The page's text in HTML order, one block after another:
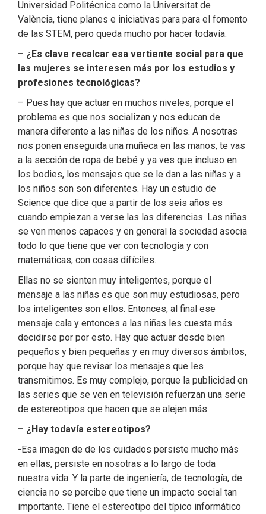
Universidad Politécnica como la Universitat de
València, tiene planes e iniciativas para para el fomento
de las STEM, pero queda mucho por hacer todavía.
– ¿Es clave recalcar esa vertiente social para que
las mujeres se interesen más por los estudios y
profesiones tecnológicas?
– Pues hay que actuar en muchos niveles, porque el
problema es que nos socializan y nos educan de
manera diferente a las niñas de los niños. A nosotras
nos ponen enseguida una muñeca en las manos, te vas
a la sección de ropa de bebé y ya ves que incluso en
los bodies, los mensajes que se le dan a las niñas y a
los niños son son diferentes. Hay un estudio de
Science que dice que a partir de los seis años es
cuando empiezan a verse las las diferencias. Las niñas
se ven menos capaces y en general la sociedad asocia
todo lo que tiene que ver con tecnología y con
matemáticas, con cosas difíciles.
Ellas no se sienten muy inteligentes, porque el
mensaje a las niñas es que son muy estudiosas, pero
los inteligentes son ellos. Entonces, al final ese
mensaje cala y entonces a las niñas les cuesta más
decidirse por por esto. Hay que actuar desde bien
pequeños y bien pequeñas y en muy diversos ámbitos,
porque hay que revisar los mensajes que les
transmitimos. Es muy complejo, porque la publicidad en
las series que se ven en televisión refuerzan una serie
de estereotipos que hacen que se alejen más.
– ¿Hay todavía estereotipos?
-Esa imagen de de los cuidados persiste mucho más
en ellas, persiste en nosotras a lo largo de toda
nuestra vida. Y la parte de ingeniería, de tecnología, de
ciencia no se percibe que tiene un impacto social tan
importante. Tiene el estereotipo del típico informático